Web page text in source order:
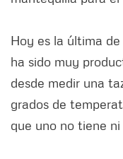
Hoy es la última de
ha sido muy
desde medir una
grados de
que uno no tiene ni